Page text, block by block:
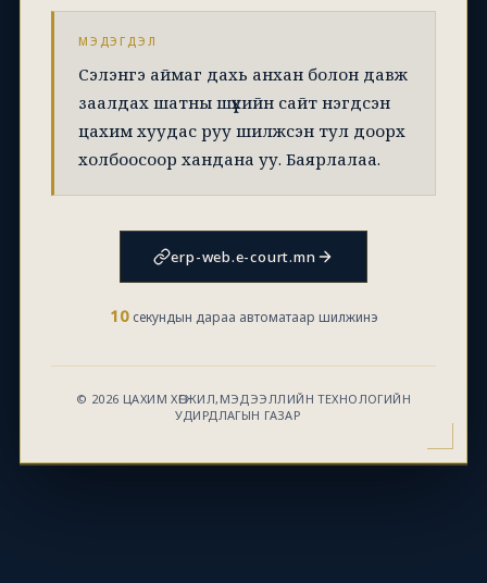
МЭДЭГДЭЛ
Сэлэнгэ аймаг дахь анхан болон давж
заалдах шатны шүүхийн сайт нэгдсэн
цахим хуудас руу шилжсэн тул доорх
холбоосоор хандана уу. Баярлалаа.
erp-web.e-court.mn
10секундын дараа автоматаар шилжинэ
© 2026 ЦАХИМ ХӨГЖИЛ,МЭДЭЭЛЛИЙН ТЕХНОЛОГИЙН
УДИРДЛАГЫН ГАЗАР